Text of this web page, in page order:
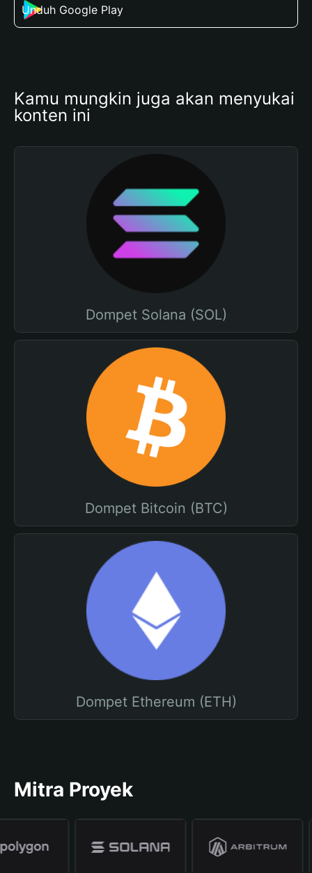
Unduh Google Play
Kamu mungkin juga akan menyukai
konten ini
Dompet Solana (SOL)
Dompet Bitcoin (BTC)
Dompet Ethereum (ETH)
Mitra Proyek